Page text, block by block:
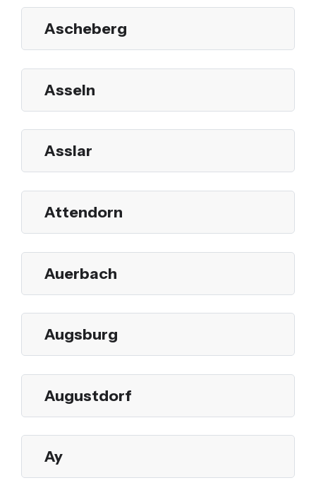
Ascheberg
Asseln
Asslar
Attendorn
Auerbach
Augsburg
Augustdorf
Ay